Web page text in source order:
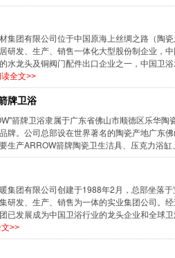
集团有限公司位于中国原海上丝绸之路（
研发、生产、销售一体化大型股份制企业，
水龙头及铜阀门配件出口企业之一，中国卫
全文>>
牌卫浴
箭牌卫浴隶属于广东省佛山市顺德区乐华
牌。公司总部设在世界著名的陶瓷产地广东
生产ARROW箭牌陶瓷卫生洁具、压克力浴
集团有限公司创建于1988年2月，总部坐落
研发、生产、销售为一体的实业集团公司。
已发展成为中国卫浴行业的龙头企业和全球
>>